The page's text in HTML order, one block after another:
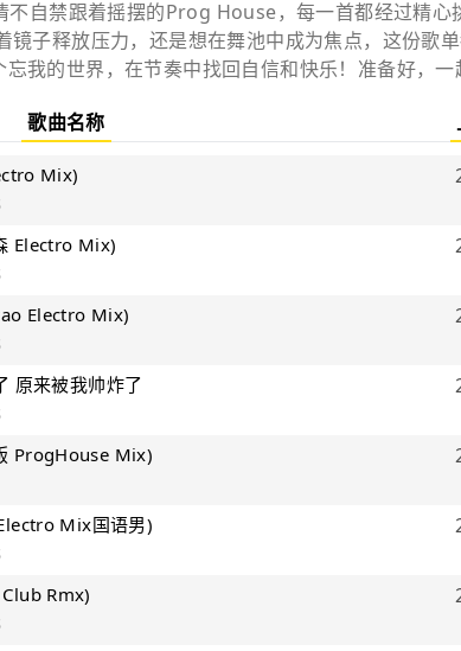
不自禁跟着摇摆的Prog House，每一首都经过精心
镜子释放压力，还是想在舞池中成为焦点，这份歌
我的世界，在节奏中找回自信和快乐！准备好，一
歌曲名称
Mix)
Electro Mix)
Electro Mix)
原来被我帅炸了
ProgHouse Mix)
Mix国语男)
Rmx)